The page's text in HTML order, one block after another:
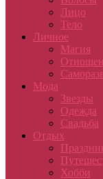
Лицо
Тело
Личное
Магия
Мода
Звезды
Одежда
Свадьба
Отдых
Хобби